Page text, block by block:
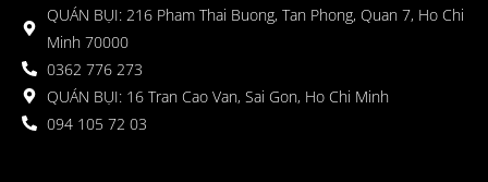
QUÁN BỤI: 216 Pham Thai Buong, Tan Phong, Quan 7, Ho Chi
Minh 70000
0362 776 273
QUÁN BỤI: 16 Tran Cao Van, Sai Gon, Ho Chi Minh
094 105 72 03